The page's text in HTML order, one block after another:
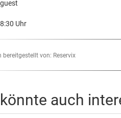
Uhr
bereitgestellt von: Reservix
auch